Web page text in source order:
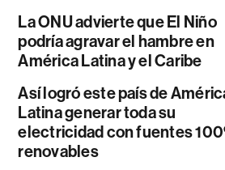
La ONU advierte que El Niño
podría agravar el hambre en
América Latina y el Caribe
Así logró este país de
Latina generar toda su
electricidad con fuentes
renovables